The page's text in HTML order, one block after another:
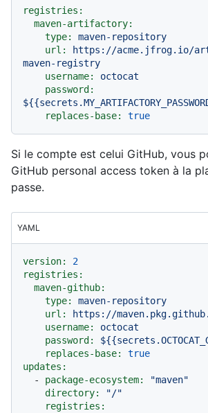
registries:
maven-artifactory:
type:
maven-repository
url:
https://acme.jfrog.io/
maven-registry
username:
octocat
password:
replaces-base:
true
Si le compte est celui GitHub, vous
GitHub personal access token à la
passe.
YAML
version:
2
registries:
maven-github:
type:
maven-repository
url:
https://
username:
octocat
password:
replaces-base:
true
updates:
-
package-ecosystem:
"maven"
directory:
"/"
registries: